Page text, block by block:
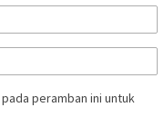
peramban ini untuk